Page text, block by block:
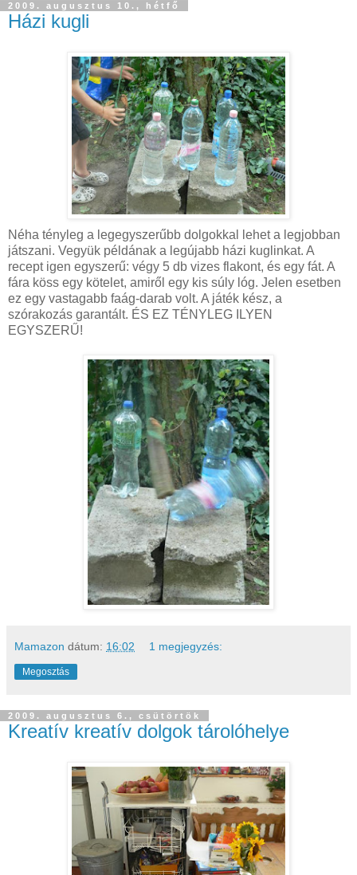
2009. augusztus 10., hétfő
Házi kugli
Néha tényleg a legegyszerűbb dolgokkal lehet a legjobban
játszani. Vegyük példának a legújabb házi kuglinkat. A
recept igen egyszerű: végy 5 db vizes flakont, és egy fát. A
fára köss egy kötelet, amiről egy kis súly lóg. Jelen esetben
ez egy vastagabb faág-darab volt. A játék kész, a
szórakozás garantált. ÉS EZ TÉNYLEG ILYEN
EGYSZERŰ!
Mamazon dátum: 16:02 1 megjegyzés:
Megosztás
2009. augusztus 6., csütörtök
Kreatív kreatív dolgok tárolóhelye